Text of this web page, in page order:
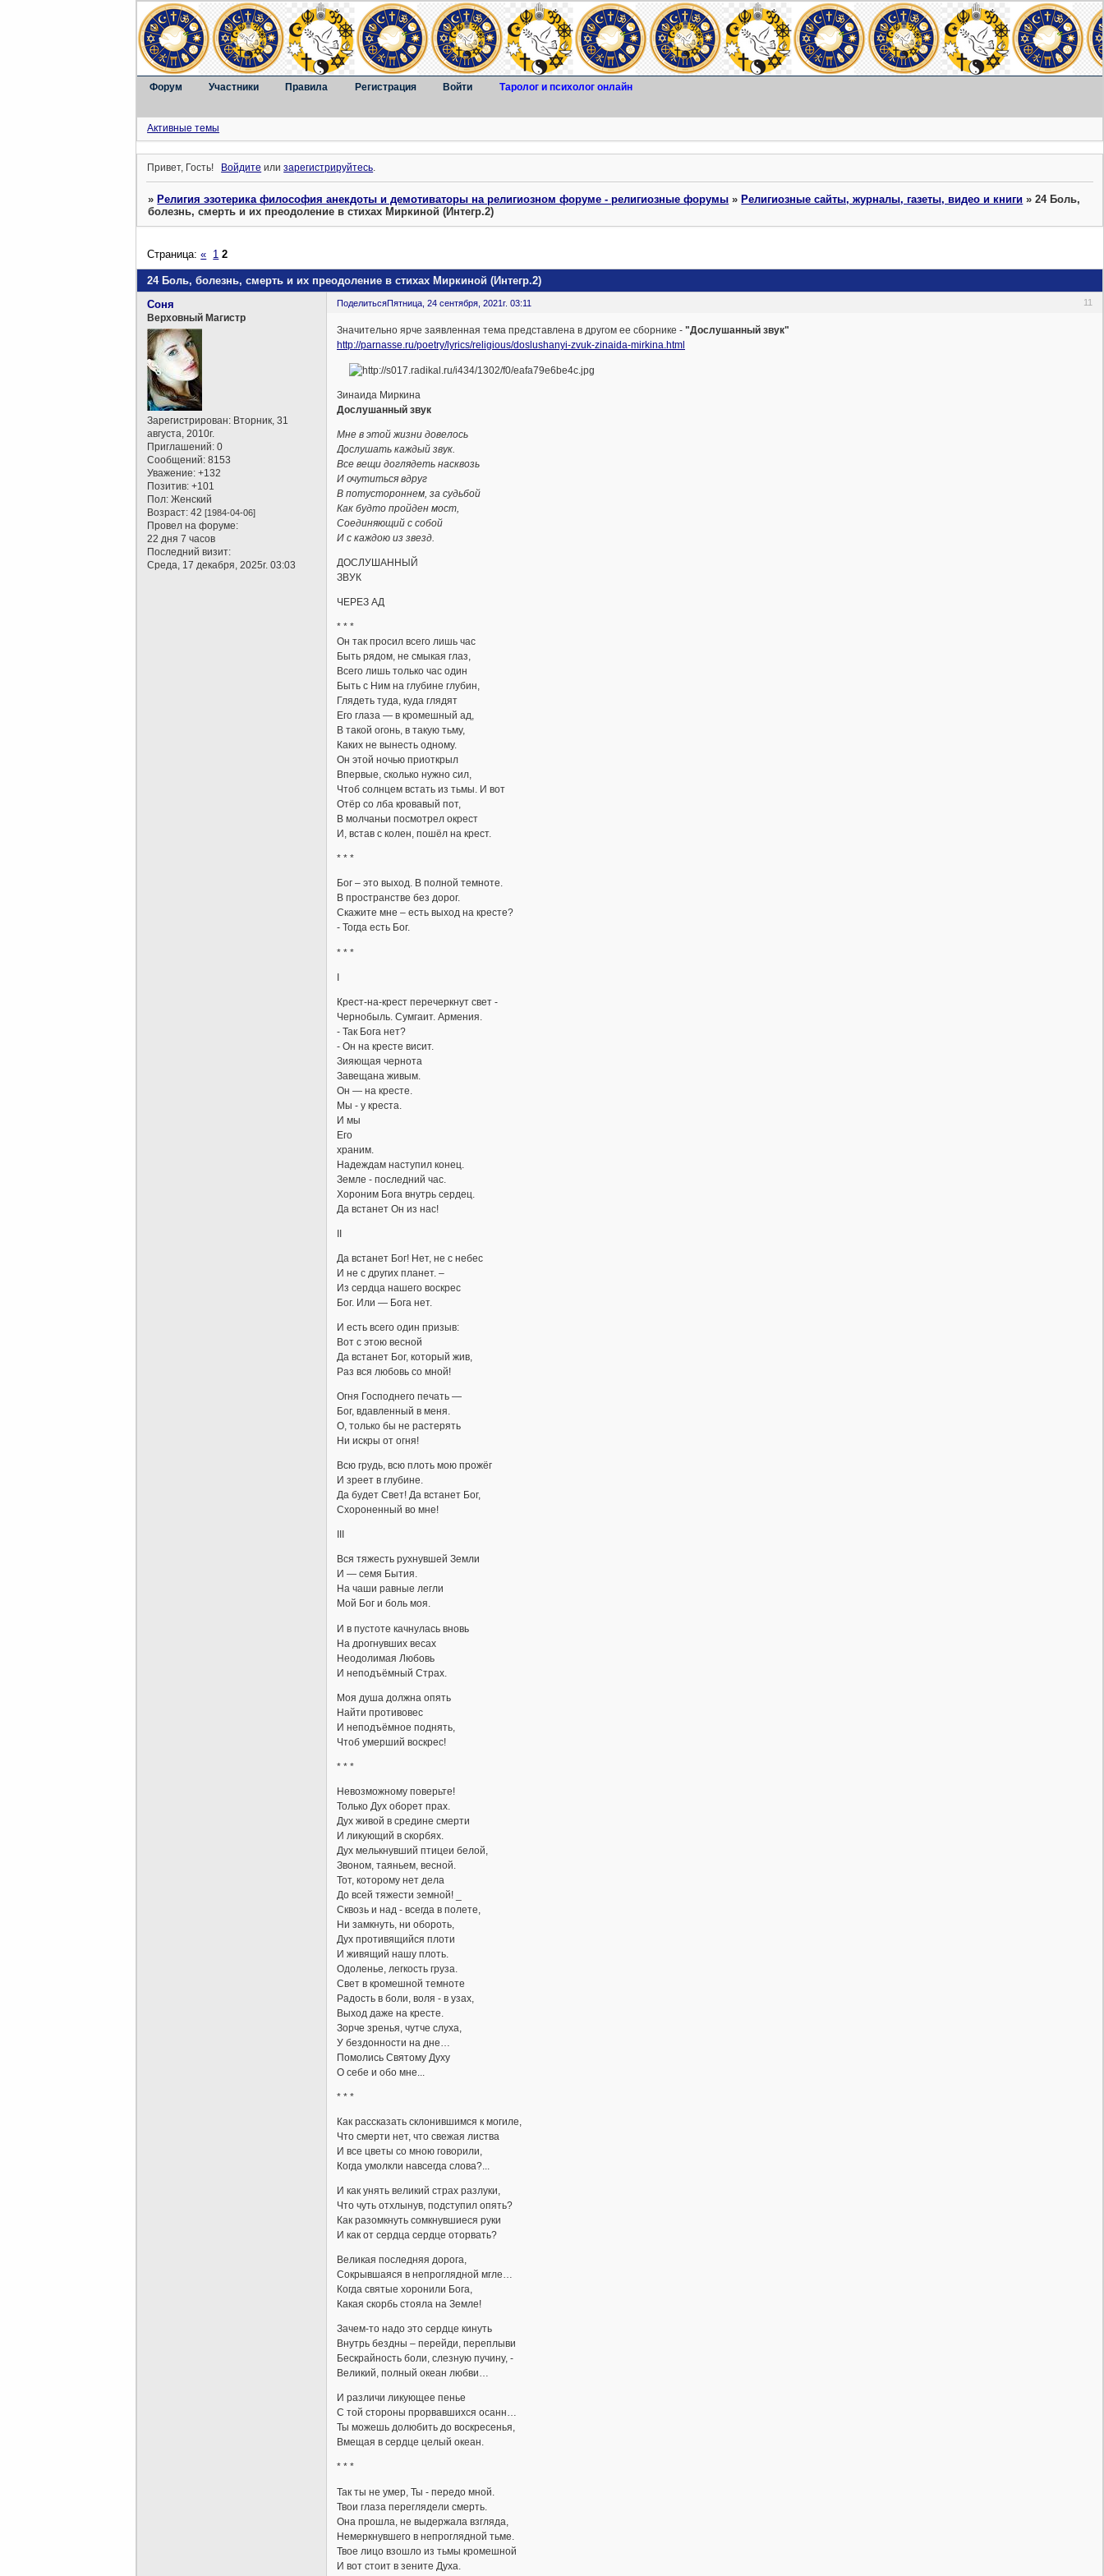
Форум Участники Правила Регистрация Войти Таролог и психолог онлайн
Активные темы
Привет, Гость! Войдите илизарегистрируйтесь.
»Религия эзотерика философия анекдоты и демотиваторы на религиозном форуме - религиозные форумы »Религиозные сайты, журналы, газеты, видео и книги »24 Боль,
болезнь, смерть и их преодоление в стихах Миркиной (Интегр.2)
24 Боль, болезнь, смерть и их преодоление в стихах Миркиной (Интегр.2)
Страница:« 1 2
Поделиться 11
Пятница, 24 сентября, 2021г. 03:11
Соня
Верховный Магистр
Зарегистрирован: Вторник, 31
августа, 2010г.
Приглашений: 0
Сообщений: 8153
Уважение: +132
Позитив: +101
Пол: Женский
Возраст: 42[1984-04-06]
Провел на форуме:
22 дня 7 часов
Последний визит:
Среда, 17 декабря, 2025г. 03:03
Значительно ярче заявленная тема представлена в другом ее сборнике - "Дослушанный звук"
http://parnasse.ru/poetry/lyrics/religious/doslushanyi-zvuk-zinaida-mirkina.html
Зинаида Миркина
Дослушанный звук
Мне в этой жизни довелось
Дослушать каждый звук.
Все вещи доглядеть насквозь
И очутиться вдруг
В потустороннем, за судьбой
Как будто пройден мост,
Соединяющий с собой
И с каждою из звезд.
ДОСЛУШАННЫЙ
ЗВУК
ЧЕРЕЗ АД
* * *
Он так просил всего лишь час
Быть рядом, не смыкая глаз,
Всего лишь только час один
Быть с Ним на глубине глубин,
Глядеть туда, куда глядят
Его глаза — в кромешный ад,
В такой огонь, в такую тьму,
Каких не вынесть одному.
Он этой ночью приоткрыл
Впервые, сколько нужно сил,
Чтоб солнцем встать из тьмы. И вот
Отёр со лба кровавый пот,
В молчаньи посмотрел окрест
И, встав с колен, пошёл на крест.
* * *
Бог – это выход. В полной темноте.
В пространстве без дорог.
Скажите мне – есть выход на кресте?
- Тогда есть Бог.
* * *
I
Крест-на-крест перечеркнут свет -
Чернобыль. Сумгаит. Армения.
- Так Бога нет?
- Он на кресте висит.
Зияющая чернота
Завещана живым.
Он — на кресте.
Мы - у креста.
И мы
Его
храним.
Надеждам наступил конец.
Земле - последний час.
Хороним Бога внутрь сердец.
Да встанет Он из нас!
II
Да встанет Бог! Нет, не с небес
И не с других планет. –
Из сердца нашего воскрес
Бог. Или — Бога нет.
И есть всего один призыв:
Вот с этою весной
Да встанет Бог, который жив,
Раз вся любовь со мной!
Огня Господнего печать —
Бог, вдавленный в меня.
О, только бы не растерять
Ни искры от огня!
Всю грудь, всю плоть мою прожёг
И зреет в глубине.
Да будет Свет! Да встанет Бог,
Схороненный во мне!
Вся тяжесть рухнувшей Земли
И — семя Бытия.
На чаши равные легли
Мой Бог и боль моя.
И в пустоте качнулась вновь
На дрогнувших весах
Неодолимая Любовь
И неподъёмный Страх.
Моя душа должна опять
Найти противовес
И неподъёмное поднять,
Чтоб умерший воскрес!
* * *
Невозможному поверьте!
Только Дух оборет прах.
Дух живой в средине смерти
И ликующий в скорбях.
Дух мелькнувший птицеи белой,
Звоном, таяньем, весной.
Тот, которому нет дела
До всей тяжести земной! _
Сквозь и над - всегда в полете,
Ни замкнуть, ни обороть,
Дух противящийся плоти
И живящий нашу плоть.
Одоленье, легкость груза.
Свет в кромешной темноте
Радость в боли, воля - в узах,
Выход даже на кресте.
Зорче зренья, чутче слуха,
У бездонности на дне…
Помолись Святому Духу
О себе и обо мне...
* * *
Как рассказать склонившимся к могиле,
Что смерти нет, что свежая листва
И все цветы со мною говорили,
Когда умолкли навсегда слова?...
И как унять великий страх разлуки,
Что чуть отхлынув, подступил опять?
Как разомкнуть сомкнувшиеся руки
И как от сердца сердце оторвать?
Великая последняя дорога,
Сокрывшаяся в непроглядной мгле…
Когда святые хоронили Бога,
Какая скорбь стояла на Земле!
Зачем-то надо это сердце кинуть
Внутрь бездны – перейди, переплыви
Бескрайность боли, слезную пучину, -
Великий, полный океан любви…
И различи ликующее пенье
С той стороны прорвавшихся осанн…
Ты можешь долюбить до воскресенья,
Вмещая в сердце целый океан.
* * *
Так ты не умер, Ты - передо мной.
Твои глаза переглядели смерть.
Она прошла, не выдержала взгляда,
Немеркнувшего в непроглядной тьме.
Твое лицо взошло из тьмы кромешной
И вот стоит в зените Духа.